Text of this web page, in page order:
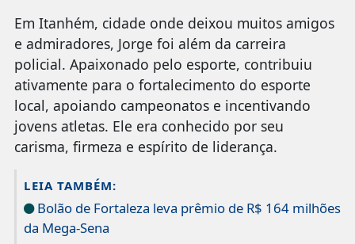
Em Itanhém, cidade onde deixou muitos amigos
e admiradores, Jorge foi além da carreira
policial. Apaixonado pelo esporte, contribuiu
ativamente para o fortalecimento do esporte
local, apoiando campeonatos e incentivando
jovens atletas. Ele era conhecido por seu
carisma, firmeza e espírito de liderança.
LEIA TAMBÉM:
Bolão de Fortaleza leva prêmio de R$ 164 milhões
da Mega-Sena